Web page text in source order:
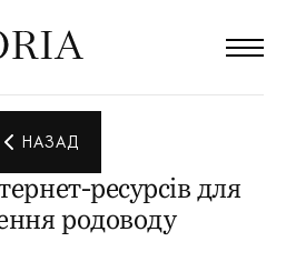
НАЗАД
ресурсів для
родоводу